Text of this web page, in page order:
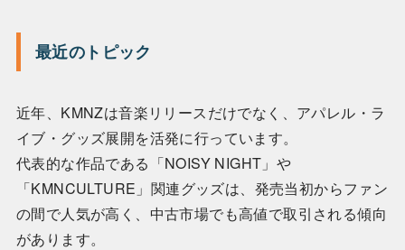
最近のトピック
近年、KMNZは音楽リリースだけでなく、アパレル・ラ
イブ・グッズ展開を活発に行っています。
代表的な作品である「NOISY NIGHT」や
「KMNCULTURE」関連グッズは、発売当初からファン
の間で人気が高く、中古市場でも高値で取引される傾向
があります。